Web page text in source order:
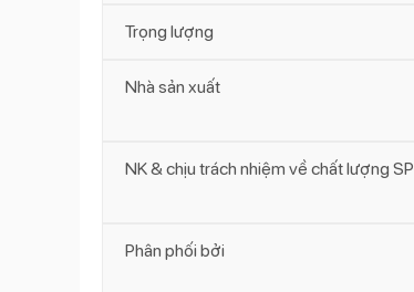
Trọng lượng
Nhà sản xuất
NK & chịu trách nhiệm về chất lượng SP
Phân phối bởi